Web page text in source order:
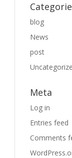
blog
News
post
Meta
Log in
Entries feed
Comments